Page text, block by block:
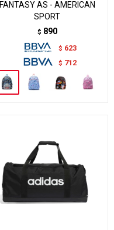
FANTASY AS - AMERICAN
SPORT
$ 890
$ 623
$ 712